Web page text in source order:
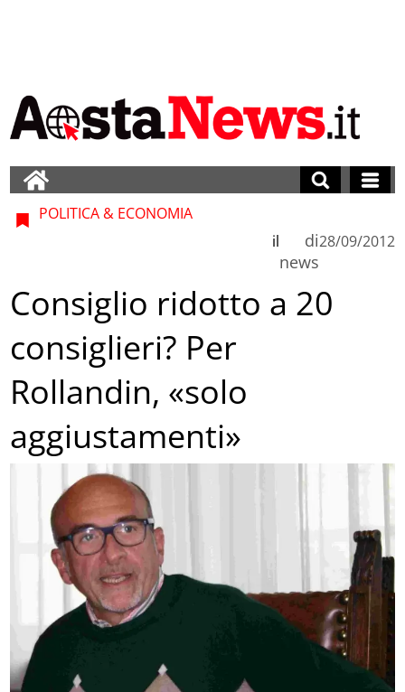
POLITICA & ECONOMIA
di
news
il 28/09/2012
Consiglio ridotto a 20
consiglieri? Per
Rollandin, «solo
aggiustamenti»